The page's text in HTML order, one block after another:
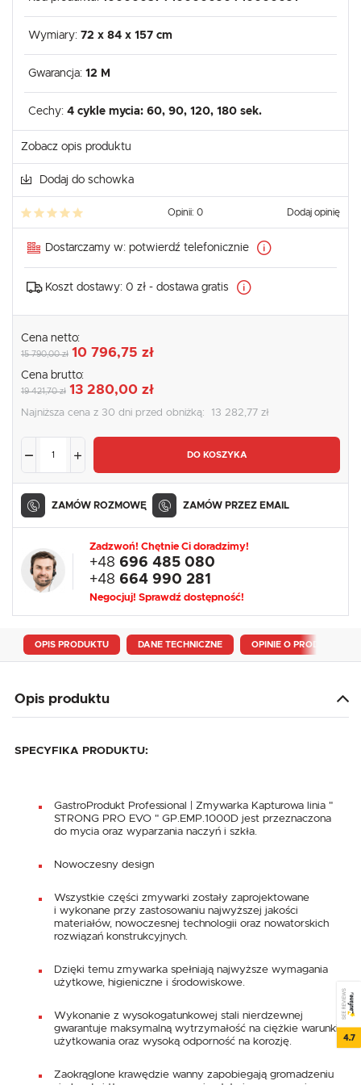
Wymiary: 72 x 84 x 157 cm
Gwarancja: 12 M
Cechy: 4 cykle mycia: 60, 90, 120, 180 sek.
Zobacz opis produktu
Dodaj do schowka
Opinii: 0 Dodaj opinię
Dostarczamy w: potwierdź telefonicznie
Koszt dostawy: 0 zł - dostawa gratis
Cena netto:
15 790,00 zł 10 796,75 zł
Cena brutto:
19 421,70 zł 13 280,00 zł
Najniższa cena z 30 dni przed obniżką: 13 282,77 zł
DO KOSZYKA
ZAMÓW ROZMOWĘ ZAMÓW PRZEZ EMAIL
Zadzwoń! Chętnie Ci doradzimy!
+48 696 485 080
+48 664 990 281
Negocjuj! Sprawdź dostępność!
OPIS PRODUKTU DANE TECHNICZNE OPINIE O PRODUKCIE
Opis produktu
SPECYFIKA PRODUKTU:
GastroProdukt Professional | Zmywarka Kapturowa linia "
STRONG PRO EVO " GP.EMP.1000D jest przeznaczona
do mycia oraz wyparzania naczyń i szkła.
Nowoczesny design
Wszystkie części zmywarki zostały zaprojektowane
i wykonane przy zastosowaniu najwyższej jakości
materiałów, nowoczesnej technologii oraz nowatorskich
rozwiązań konstrukcyjnych.
Dzięki temu zmywarka spełniają najwyższe wymagania
użytkowe, higieniczne i środowiskowe.
Wykonanie z wysokogatunkowej stali nierdzewnej
gwarantuje maksymalną wytrzymałość na ciężkie warunki
użytkowania oraz wysoką odporność na korozję.
Zaokrąglone krawędzie wanny zapobiegają gromadzeniu
SEE REVIEWS
4.7